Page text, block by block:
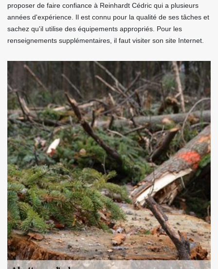
proposer de faire confiance à Reinhardt Cédric qui a plusieurs
années d'expérience. Il est connu pour la qualité de ses tâches et
sachez qu'il utilise des équipements appropriés. Pour les
renseignements supplémentaires, il faut visiter son site Internet.